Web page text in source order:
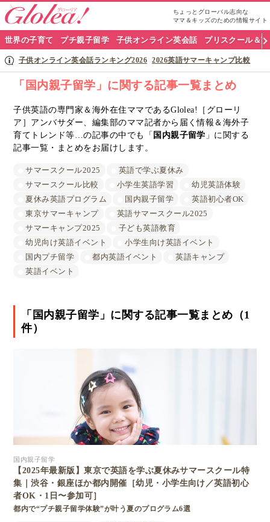
ちょっとグローバル志向な
ママ＆キッズのための情報サイト
グ
ロ
リ
ア
ナ
世界の子育て プチ親子留学 子供オンライン英会話 プリスクール＆
子供オンライン英会話ランキング2026 2026英語サマーキャンプ比較
「国内親子留学」に関する記事一覧まとめ
子供英語の専門家＆海外在住ママであるGlolea!［グローリ
ア］アンバサダー、編集部のママ記者から届く情報＆海外子
育てトレンド等…の記事の中でも「 国内親子留学 」に関する
記事一覧・まとめをお届けします。
サマースクール2025
英語で学ぶ夏休み
サマースクール比較
小学生英語学習
幼児英語体験
夏休み英語プログラム
国内親子留学
英語初心者OK
東京サマーキャンプ
英語サマースクール2025
サマーキャンプ2025
子ども英語教育
幼児向け英語イベント
小学生向け英語イベント
国内プチ留学
都内英語イベント
英語キャンプ
英語イベント
「国内親子留学」に関する記事一覧まとめ（1
件）
国内親子留学
【2025年最新版】東京で英語を学ぶ夏休みサマースクール特
集｜渋谷・銀座ほか都内開催［幼児・小学生向け／英語初心
者OK・1日〜参加可］
都内で“プチ親子留学体験”が叶う夏のプログラム6選